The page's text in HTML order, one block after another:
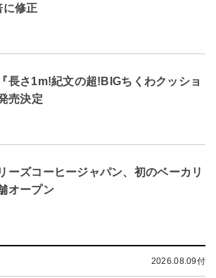
に修正
長さ1m!紀文の超!BIGちくわクッショ
売決定
ーズコーヒージャパン、初のベーカリ
オープン
2026.08.09付